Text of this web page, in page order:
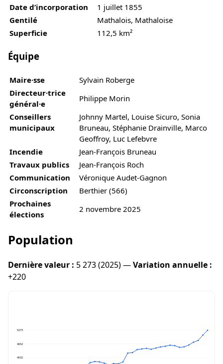
Date d’incorporation
1 juillet 1855
Gentilé
Mathalois, Mathaloise
Superficie
112,5 km²
Équipe
Maire·sse
Sylvain Roberge
Directeur·trice
général·e
Philippe Morin
Conseillers
municipaux
Johnny Martel, Louise Sicuro, Sonia
Bruneau, Stéphanie Drainville, Marco
Geoffroy, Luc Lefebvre
Incendie
Jean-François Bruneau
Travaux publics
Jean-François Roch
Communication
Véronique Audet-Gagnon
Circonscription
Berthier (566)
Prochaines
élections
2 novembre 2025
Population
Dernière valeur : 5 273 (2025) —Variation annuelle :
+220
5273
4652
4032